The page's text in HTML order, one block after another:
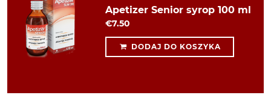
Apetizer Senior syrop 100 ml
€7.50
DODAJ DO KOSZYKA